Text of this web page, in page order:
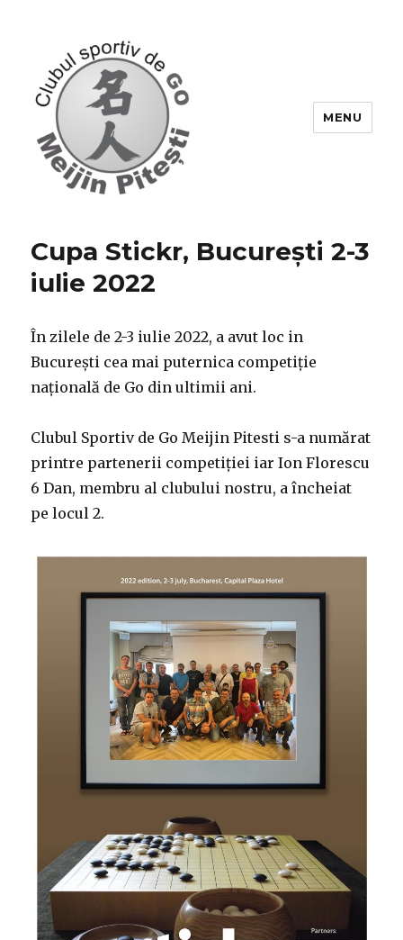
MENU
Cupa Stickr, București 2-3
iulie 2022
În zilele de 2-3 iulie 2022, a avut loc in
București cea mai puternica competiție
națională de Go din ultimii ani.
Clubul Sportiv de Go Meijin Pitesti s-a numărat
printre partenerii competiției iar Ion Florescu
6 Dan, membru al clubului nostru, a încheiat
pe locul 2.